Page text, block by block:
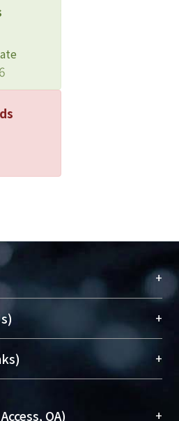
+
之列，為永久珍藏及向國際
果及學術能量，圖書館整合
術庫（AH）不同功能平
NTU scholars。期能整合研
+
Library)
+
OA) +